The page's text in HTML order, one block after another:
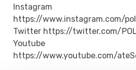
Instagram
https://www.instagram.com/
Twitter https://twitter.com/
Youtube
https://www.youtube.com/